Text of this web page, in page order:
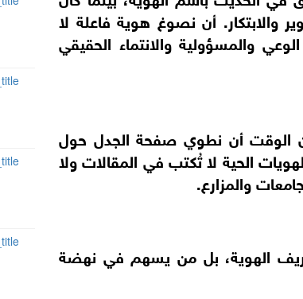
والابتكار. أن نصوغ هوية فاعلة لا
والمسؤولية والانتماء الحقيقي
الوقت أن نطوي صفحة الجدل حول
الحية لا تُكتب في المقالات ولا
والمزارع.
الهوية، بل من يسهم في نهضة